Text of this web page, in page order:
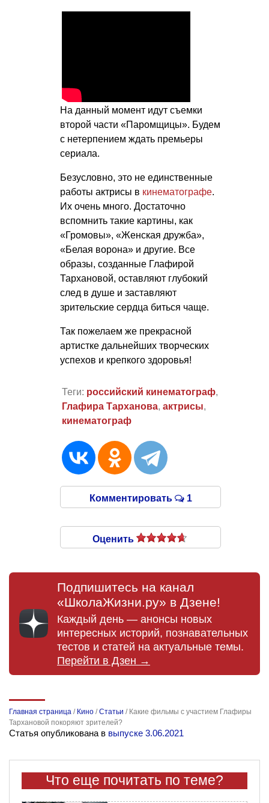
На данный момент идут съемки
второй части «Паромщицы». Будем
с нетерпением ждать премьеры
сериала.
Безусловно, это не единственные
работы актрисы в кинематографе.
Их очень много. Достаточно
вспомнить такие картины, как
«Громовы», «Женская дружба»,
«Белая ворона» и другие. Все
образы, созданные Глафирой
Тархановой, оставляют глубокий
след в душе и заставляют
зрительские сердца биться чаще.
Так пожелаем же прекрасной
артистке дальнейших творческих
успехов и крепкого здоровья!
Теги: российский кинематограф,
Глафира Тарханова, актрисы,
кинематограф
Комментировать 1
Оценить
Подпишитесь на канал
«ШколаЖизни.ру» в Дзене!
Каждый день — анонсы новых
интересных историй, познавательных
тестов и статей на актуальные темы.
Перейти в Дзен →
Главная страница / Кино /Статьи / Какие фильмы с участием Глафиры
Тархановой покоряют зрителей?
Статья опубликована в выпуске 3.06.2021
Что еще почитать по теме?